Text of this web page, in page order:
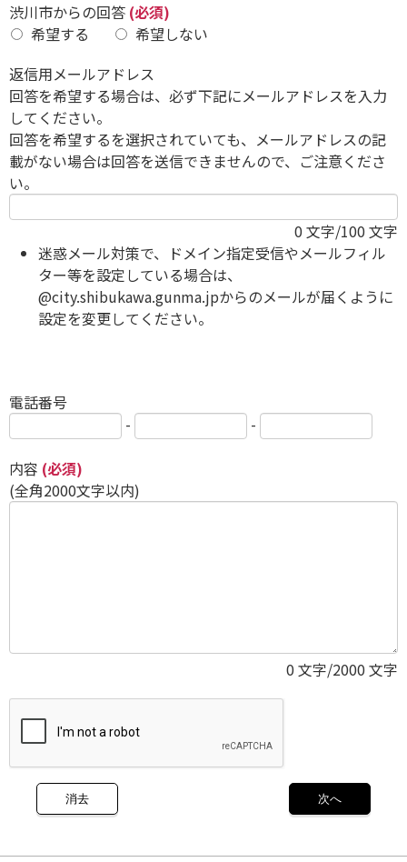
渋川市からの回答 (必須)
希望する
希望しない
返信用メールアドレス
回答を希望する場合は、必ず下記にメールアドレスを入力
してください。
回答を希望するを選択されていても、メールアドレスの記
載がない場合は回答を送信できませんので、ご注意くださ
い。
0 文字/100 文字
迷惑メール対策で、ドメイン指定受信やメールフィル
ター等を設定している場合は、
@city.shibukawa.gunma.jpからのメールが届くように
設定を変更してください。
電話番号
-
-
内容 (必須)
(全角2000文字以内)
0 文字/2000 文字